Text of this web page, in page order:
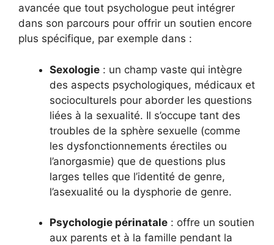
avancée que tout psychologue peut intégrer
dans son parcours pour offrir un soutien encore
plus spécifique, par exemple dans :
Sexologie : un champ vaste qui intègre
des aspects psychologiques, médicaux et
socioculturels pour aborder les questions
liées à la sexualité. Il s’occupe tant des
troubles de la sphère sexuelle (comme
les dysfonctionnements érectiles ou
l’anorgasmie) que de questions plus
larges telles que l’identité de genre,
l’asexualité ou la dysphorie de genre.
Psychologie périnatale : offre un soutien
aux parents et à la famille pendant la